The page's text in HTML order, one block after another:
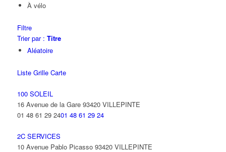
À vélo
Filtre
Trier par : Titre
Aléatoire
Liste Grille Carte
100 SOLEIL
16 Avenue de la Gare 93420 VILLEPINTE
01 48 61 29 2401 48 61 29 24
2C SERVICES
10 Avenue Pablo Picasso 93420 VILLEPINTE